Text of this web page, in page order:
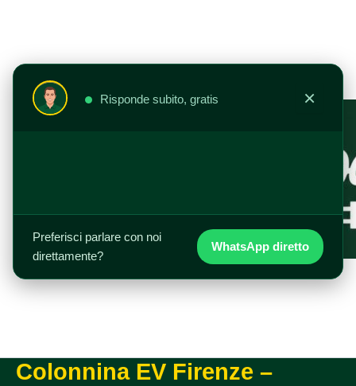
Risponde subito, gratis ×
Preferisci parlare con noi
direttamente?
WhatsApp diretto
Colonnina EV Firenze –